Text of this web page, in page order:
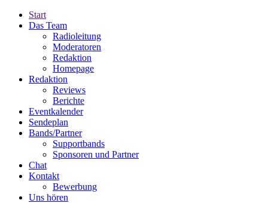
Start
Das Team
Radioleitung
Moderatoren
Redaktion
Homepage
Redaktion
Reviews
Berichte
Eventkalender
Sendeplan
Bands/Partner
Supportbands
Sponsoren und Partner
Chat
Kontakt
Bewerbung
Uns hören